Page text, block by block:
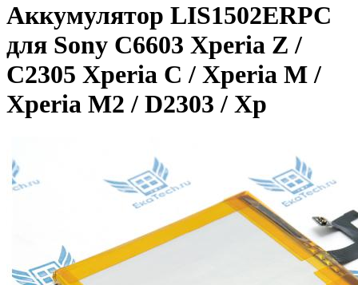
Аккумулятор LIS1502ERPC
для Sony C6603 Xperia Z /
С2305 Xperia C / Xperia M /
Xperia M2 / D2303 / Xp